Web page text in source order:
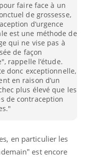
faire face à un
de grossesse,
d’urgence
est une méthode de
qui ne vise pas à
de façon
rappelle l’étude.
donc exceptionnelle,
en raison d’un
plus élevé que les
de contraception
en particulier les
est encore